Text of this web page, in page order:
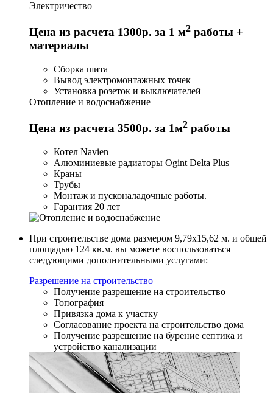
Электричество
Цена из расчета 1300р. за 1 м2 работы +
материалы
Сборка шита
Вывод электромонтажных точек
Установка розеток и выключателей
Отопление и водоснабжение
Цена из расчета 3500р. за 1м2 работы
Котел Navien
Алюминиевые радиаторы Ogint Delta Plus
Краны
Трубы
Монтаж и пусконаладочные работы.
Гарантия 20 лет
При строительстве дома размером 9,79х15,62 м. и общей
площадью 124 кв.м. вы можете воспользоваться
следующими дополнительными услугами:
Разрешение на строительство
Получение разрешение на строительство
Топография
Привязка дома к участку
Согласование проекта на строительство дома
Получение разрешение на бурение септика и
устройство канализации